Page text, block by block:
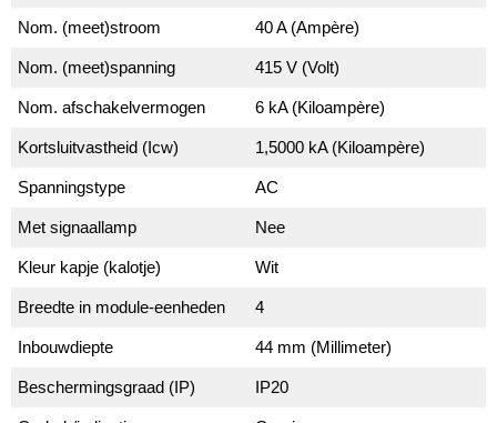
Nom. (meet)stroom 40 A (Ampère)
Nom. (meet)spanning 415 V (Volt)
Nom. afschakelvermogen 6 kA (Kiloampère)
Kortsluitvastheid (Icw) 1,5000 kA (Kiloampère)
Spanningstype AC
Met signaallamp Nee
Kleur kapje (kalotje) Wit
Breedte in module-eenheden 4
Inbouwdiepte 44 mm (Millimeter)
Beschermingsgraad (IP) IP20